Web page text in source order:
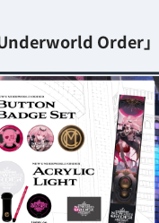
Order」